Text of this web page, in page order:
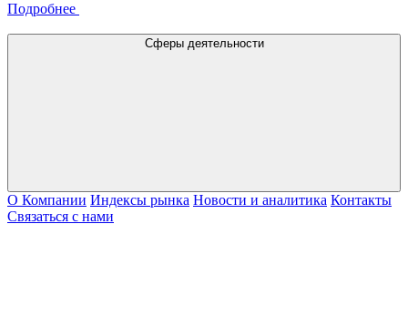
Подробнее
Сферы деятельности
О Компании Индексы рынка Новости и аналитика Контакты
Связаться с нами